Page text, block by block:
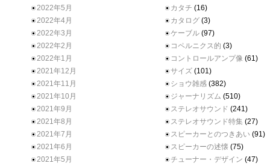
2022年5月
2022年4月
2022年3月
2022年2月
2022年1月
2021年12月
2021年11月
2021年10月
2021年9月
2021年8月
2021年7月
2021年6月
2021年5月
カタチ (16)
カタログ (3)
ケーブル (97)
コペルニクス的 (3)
コントロールアンプ像 (61)
サイズ (101)
ショウ雑感 (382)
ジャーナリズム (510)
ステレオサウンド (241)
ステレオサウンド特集 (27)
スピーカーとのつきあい (91)
スピーカーの述懐 (75)
チューナー・デザイン (47)